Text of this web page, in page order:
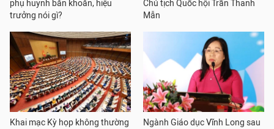
phụ huynh băn khoăn, hiệu
trưởng nói gì?
Chủ tịch Quốc hội Trần Thanh
Mẫn
Khai mạc Kỳ họp không thường
Ngành Giáo dục Vĩnh Long sau